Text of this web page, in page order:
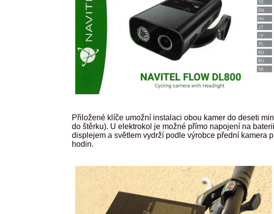
Přiložené klíče umožní instalaci obou kamer do deseti
do štěrku). U elektrokol je možné přímo napojení na
displejem a světlem vydrží podle výrobce přední kamera
hodin.